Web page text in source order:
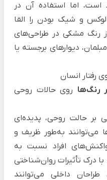
اما استفاده آن در
و شیک بودن را القا
رنگ مشکی در طراحی‌های
دیوارهای برجسته یا
رنگ‌ها روی حالات روحی
بر حالت روحی، پدیده‌ای
می‌توانند به‌طور ظریف و
افراد نسبت به
درک تأثیرات روان‌شناختی
داخلی می‌توانند